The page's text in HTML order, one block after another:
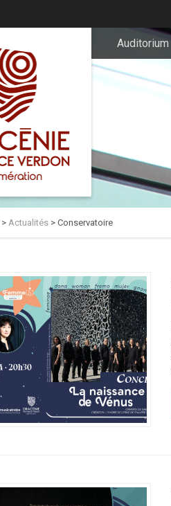
Auditorium
> Actualités > Conservatoire